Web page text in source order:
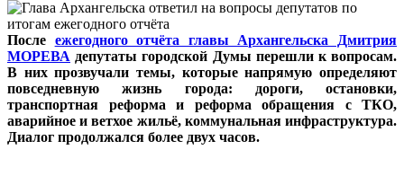
После ежегодного отчёта главы Архангельска Дмитрия
МОРЕВА депутаты городской Думы перешли к вопросам.
В них прозвучали темы, которые напрямую определяют
повседневную жизнь города: дороги, остановки,
транспортная реформа и реформа обращения с ТКО,
аварийное и ветхое жильё, коммунальная инфраструктура.
Диалог продолжался более двух часов.